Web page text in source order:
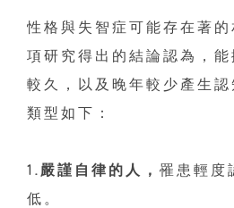
性格與失智症可能存在著
項研究得出的結論認為，
較久，以及晚年較少產生
類型如下：
1.嚴謹自律的人， 罹患輕度
低。